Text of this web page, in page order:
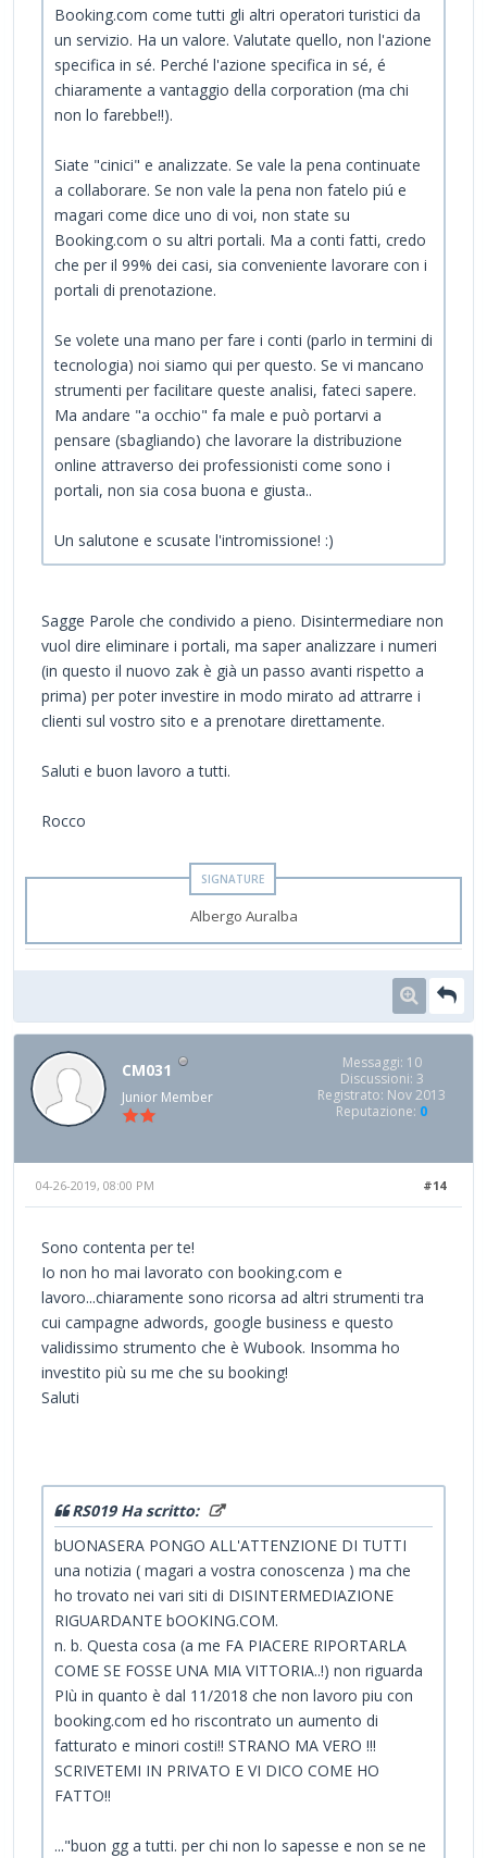
Booking.com come tutti gli altri operatori turistici da
un servizio. Ha un valore. Valutate quello, non l'azione
specifica in sé. Perché l'azione specifica in sé, é
chiaramente a vantaggio della corporation (ma chi
non lo farebbe!!).
Siate "cinici" e analizzate. Se vale la pena continuate
a collaborare. Se non vale la pena non fatelo piú e
magari come dice uno di voi, non state su
Booking.com o su altri portali. Ma a conti fatti, credo
che per il 99% dei casi, sia conveniente lavorare con i
portali di prenotazione.
Se volete una mano per fare i conti (parlo in termini di
tecnologia) noi siamo qui per questo. Se vi mancano
strumenti per facilitare queste analisi, fateci sapere.
Ma andare "a occhio" fa male e può portarvi a
pensare (sbagliando) che lavorare la distribuzione
online attraverso dei professionisti come sono i
portali, non sia cosa buona e giusta..
Un salutone e scusate l'intromissione! :)
Sagge Parole che condivido a pieno. Disintermediare non
vuol dire eliminare i portali, ma saper analizzare i numeri
(in questo il nuovo zak è già un passo avanti rispetto a
prima) per poter investire in modo mirato ad attrarre i
clienti sul vostro sito e a prenotare direttamente.
Saluti e buon lavoro a tutti.
Rocco
Albergo Auralba
CM031
Junior Member
Messaggi: 10
Discussioni: 3
Registrato: Nov 2013
Reputazione: 0
#14
04-26-2019, 08:00 PM
Sono contenta per te!
Io non ho mai lavorato con booking.com e
lavoro...chiaramente sono ricorsa ad altri strumenti tra
cui campagne adwords, google business e questo
validissimo strumento che è Wubook. Insomma ho
investito più su me che su booking!
Saluti
RS019 Ha scritto:
bUONASERA PONGO ALL'ATTENZIONE DI TUTTI
una notizia ( magari a vostra conoscenza ) ma che
ho trovato nei vari siti di DISINTERMEDIAZIONE
RIGUARDANTE bOOKING.COM.
n. b. Questa cosa (a me FA PIACERE RIPORTARLA
COME SE FOSSE UNA MIA VITTORIA..!) non riguarda
PIù in quanto è dal 11/2018 che non lavoro piu con
booking.com ed ho riscontrato un aumento di
fatturato e minori costi!! STRANO MA VERO !!!
SCRIVETEMI IN PRIVATO E VI DICO COME HO
FATTO!!
..."buon gg a tutti. per chi non lo sapesse e non se ne